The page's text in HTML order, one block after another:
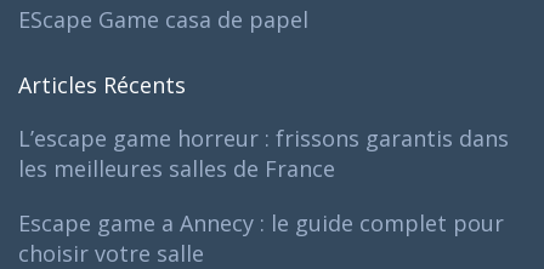
EScape Game casa de papel
Articles Récents
L’escape game horreur : frissons garantis dans
les meilleures salles de France
Escape game a Annecy : le guide complet pour
choisir votre salle